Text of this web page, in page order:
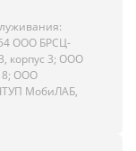
ООО БРСЦ-
корпус 3; ООО
ООО
МобиЛАБ,